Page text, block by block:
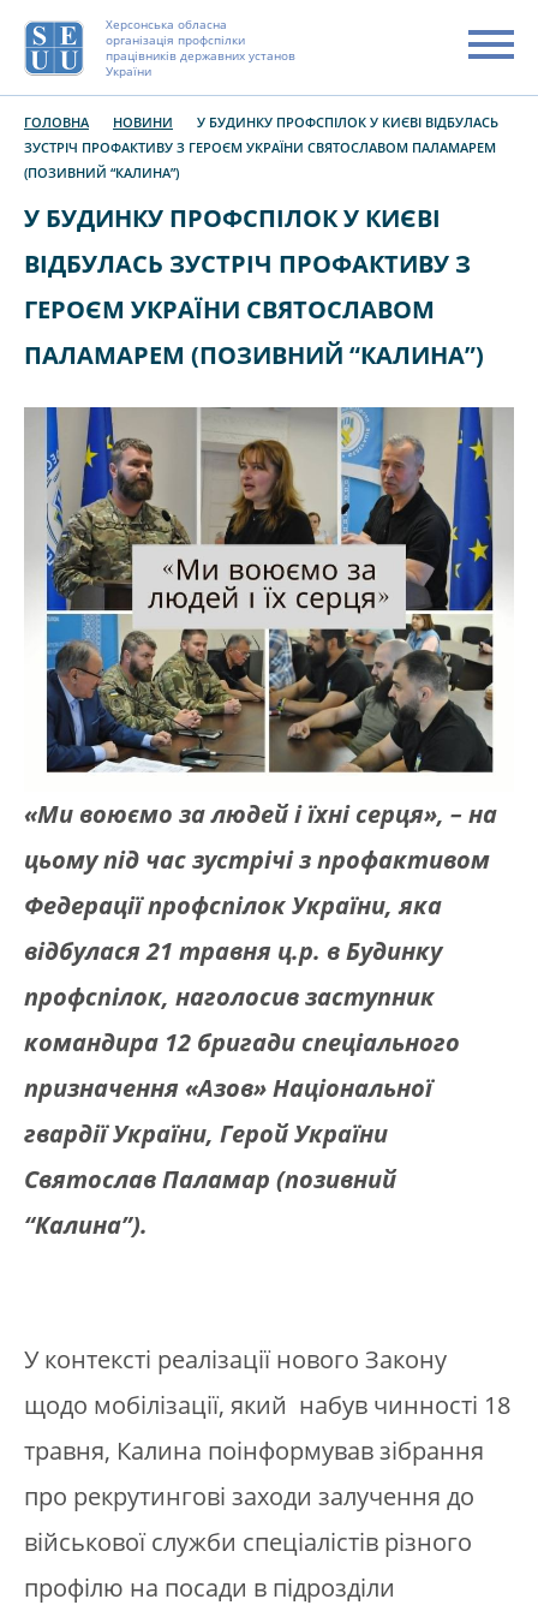
Херсонська обласна
організація профспілки
працівників державних установ
України
ГОЛОВНА НОВИНИ
У БУДИНКУ ПРОФСПІЛОК У КИЄВІ ВІДБУЛАСЬ
ЗУСТРІЧ ПРОФАКТИВУ З ГЕРОЄМ УКРАЇНИ СВЯТОСЛАВОМ ПАЛАМАРЕМ
(ПОЗИВНИЙ “КАЛИНА”)
У БУДИНКУ ПРОФСПІЛОК У КИЄВІ
ВІДБУЛАСЬ ЗУСТРІЧ ПРОФАКТИВУ З
ГЕРОЄМ УКРАЇНИ СВЯТОСЛАВОМ
ПАЛАМАРЕМ (ПОЗИВНИЙ “КАЛИНА”)
«Ми воюємо за людей і їхні серця», – на
цьому під час зустрічі з профактивом
Федерації профспілок України, яка
відбулася 21 травня ц.р. в Будинку
профспілок, наголосив заступник
командира 12 бригади спеціального
призначення «Азов» Національної
гвардії України, Герой України
Святослав Паламар (позивний
“Калина”).
У контексті реалізації нового Закону
щодо мобілізації, який набув чинності 18
травня, Калина поінформував зібрання
про рекрутингові заходи залучення до
військової служби спеціалістів різного
профілю на посади в підрозділи